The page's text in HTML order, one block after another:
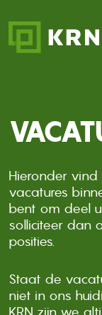
Hieronder
vacatures
bent om deel
solliciteer dan
posities.
Staat de
niet in ons